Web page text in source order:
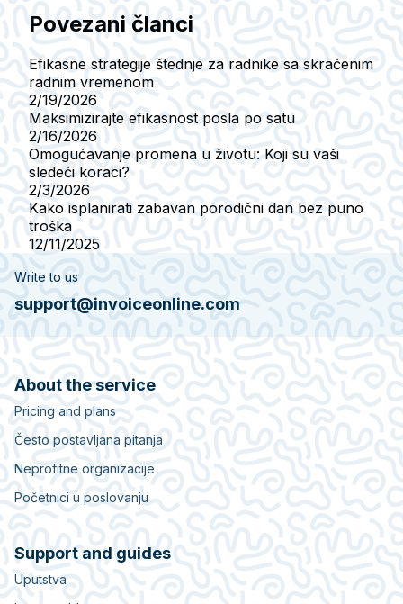
Povezani članci
Efikasne strategije štednje za radnike sa skraćenim
radnim vremenom
2/19/2026
Maksimizirajte efikasnost posla po satu
2/16/2026
Omogućavanje promena u životu: Koji su vaši
sledeći koraci?
2/3/2026
Kako isplanirati zabavan porodični dan bez puno
troška
12/11/2025
Write to us
support@invoiceonline.com
About the service
Pricing and plans
Često postavljana pitanja
Neprofitne organizacije
Početnici u poslovanju
Support and guides
Uputstva